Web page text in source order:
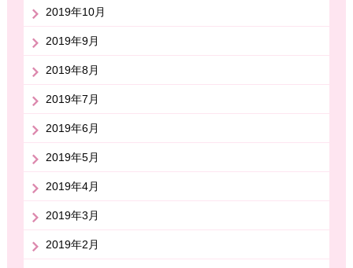
2019年10月
2019年9月
2019年8月
2019年7月
2019年6月
2019年5月
2019年4月
2019年3月
2019年2月